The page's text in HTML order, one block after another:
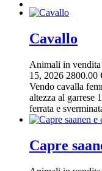
Cavallo
Animali in vendita
15, 2026 2800.00
Vendo cavalla
altezza al garrese
ferrata e
Capre